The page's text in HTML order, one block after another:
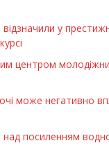
у
центром
може негативно
посиленням